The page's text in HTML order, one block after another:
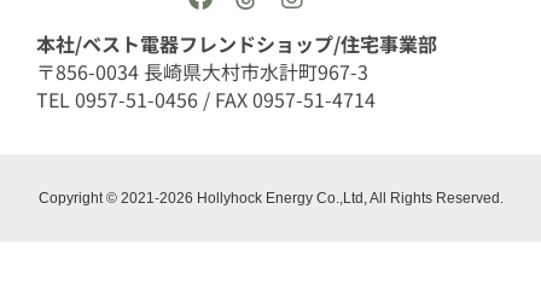
本社/ベスト電器フレンドショップ/住宅事業部
〒856-0034 長崎県大村市水計町967-3
TEL 0957-51-0456 / FAX 0957-51-4714
Copyright © 2021-2026 Hollyhock Energy Co.,Ltd, All Rights Reserved.